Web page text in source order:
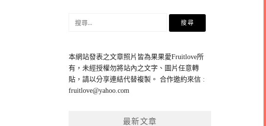
鍵
字:
本網站發表之文章照片皆為果果愛Fruitlove所
有，未經授權勿將站內之文字、圖片任意轉
貼，請以分享連結代替複製。 合作邀約來信 :
fruitlove@yahoo.com
最新文章